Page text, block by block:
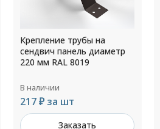
Крепление трубы на
сендвич панель диаметр
220 мм RAL 8019
В наличии
217 ₽ за шт
Заказать